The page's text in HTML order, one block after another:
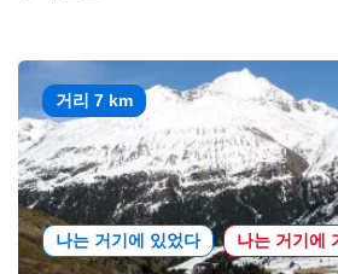
거리 7 km
나는 거기에 있었다 나는 거기에